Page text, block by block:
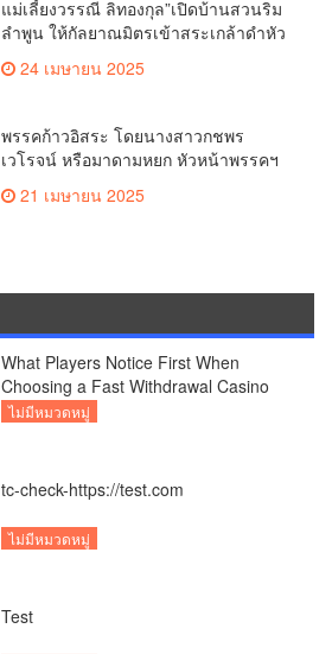
แม่เลี้ยงวรรณี ลิทองกุล”เปิดบ้านสวนริม
ลำพูน ให้กัลยาณมิตรเข้าสระเกล้าดำหัว
ขอพรเนื่องในประเพณีสงกรานต์ 2568
เพื่อสืบสาน อนุรักษ์ประเพณีอันดีงามที่
24 เมษายน 2025
พรรคก้าวอิสระ โดยนางสาวกชพร
เวโรจน์ หรือมาดามหยก หัวหน้าพรรคฯ
จัดการประชุมใหญ่สามัญประจำปี 2568
พรรคก้าวอิสระ ครั้งที่ 1/2568 โ
21 เมษายน 2025
What Players Notice First When
Choosing a Fast Withdrawal Casino
UK
ไม่มีหมวดหมู่
tc-check-https://test.com
ไม่มีหมวดหมู่
Test